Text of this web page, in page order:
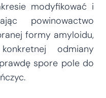
modyfikować i
powinowactwo
formy amyloidu,
odmiany
spore pole do